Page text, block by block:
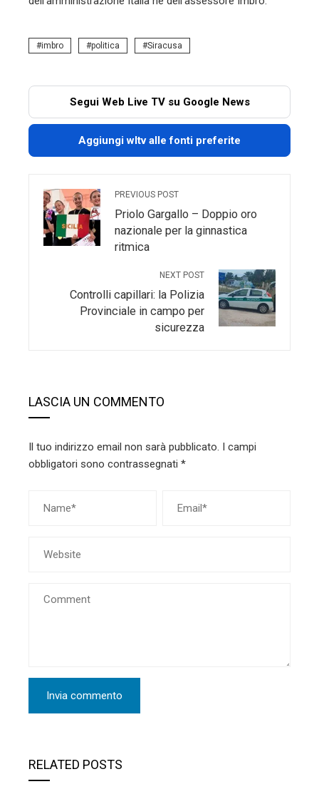
imbro politica Siracusa
Segui Web Live TV su Google News
Aggiungi wltv alle fonti preferite
PREVIOUS POST
Priolo Gargallo – Doppio oro
nazionale per la ginnastica
ritmica
NEXT POST
Controlli capillari: la Polizia
Provinciale in campo per
sicurezza
LASCIA UN COMMENTO
Il tuo indirizzo email non sarà pubblicato. I campi
obbligatori sono contrassegnati *
RELATED POSTS